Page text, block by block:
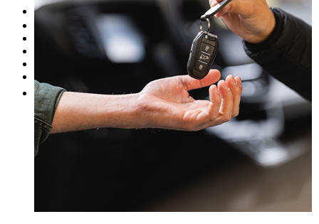
Gebrauchtwagen
Top Angebote
Unsere Marken
Mehr